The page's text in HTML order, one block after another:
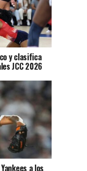
y clasifica
JCC 2026
a los